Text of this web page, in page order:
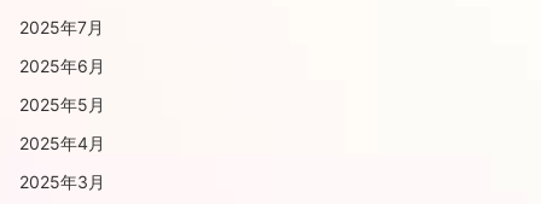
2025年7月
2025年6月
2025年5月
2025年4月
2025年3月